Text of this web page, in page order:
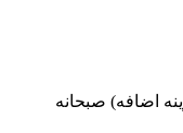
اضافه) صبحانه